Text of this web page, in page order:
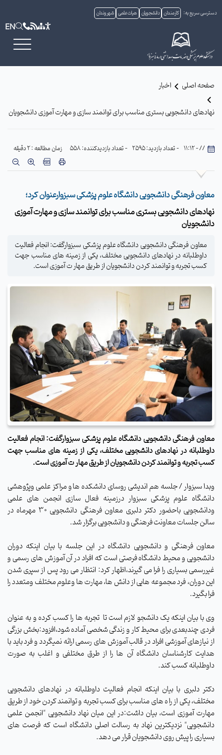
دسترسی سریع به: کارمندان دانشجویان هیات علمی شهروندان
EN
صفحه اصلی اخبار
نهادهای دانشجویی بستری مناسب برای توانمند سازی و مهارت آموزی دانشجویان
// - 11:12 - تعداد بازدید: 2595 - تعداد بازدیدکننده: 558 زمان مطالعه : 2 دقیقه
معاون فرهنگی دانشجویی دانشگاه علوم پزشکی سبزوارعنوان کرد؛
نهادهای دانشجویی بستری مناسب برای توانمند سازی و مهارت آموزی
دانشجویان
معاون فرهنگی دانشجویی دانشگاه علوم پزشکی سبزوارگفت: انجام فعالیت
داوطلبانه در نهادهای دانشجویی مختلف، یکی از زمینه های مناسب جهت
کسب تجربه و توانمند کردن دانشجویان از طریق مهار ت آموزی است.
معاون فرهنگی دانشجویی دانشگاه علوم پزشکی سبزوارگفت: انجام فعالیت
داوطلبانه در نهادهای دانشجویی مختلف، یکی از زمینه های مناسب جهت
کسب تجربه و توانمند کردن دانشجویان از طریق مهار ت آموزی است.
وبدا سبزوار / جلسه هم اندیشی روسای دانشکده ها و مراکز علمی وپژوهشی
دانشگاه علوم پزشکی سبزوار درزمینه فعال سازی انجمن های علمی
ودانشجویی باحضور دکتر دلبری معاون فرهنگی دانشجویی 30 مهرماه در
سالن جلسات معاونت فرهنگی و دانشجویی برگزار شد.
معاون فرهنگی و دانشجویی دانشگاه در این جلسه با بیان اینکه دوران
دانشجویی و محیط دانشگاه فرصتی است که افراد در آن آموزش های رسمی و
غیررسمی بسیاری را فرا می گیرند،اظهار کرد: انتظار می رود پس از سپری شدن
این دوران، فرد مجموعه هایی از دانش ها، مهارت ها وعلوم مختلف ومتعدد را
فرا بگیرد.
وی با بیان اینکه یک دانشجو لازم است تا تجربه ها را کسب کرده و به عنوان
فردی چندبعدی برای محیط کار و زندگی شخصی آماده شود،افزود:بخش بزرگی
از نیازهای آموزشی افراد در قالب آموزش های رسمی ارائه نمیگردد و فرد باید با
هدایت کارشناسان دانشگاه آن ها را از طرق مختلفی و اغلب به صورت
داوطلبانه کسب کند.
دکتر دلبری با بیان اینکه انجام فعالیت داوطلبانه در نهادهای دانشجویی
مختلف، یکی از را ه های مناسب برای کسب تجربه و توانمند کردن خود از طریق
مهارت آموزی است، بیان داشت:در این میان نهاد دانشجویی "انجمن علمی
دانشجویی" نزدیکترین نهاد به رسالت اصلی دانشگاه است که فرصت های
بسیاری را پیش روی دانشجویان قرار می دهد.